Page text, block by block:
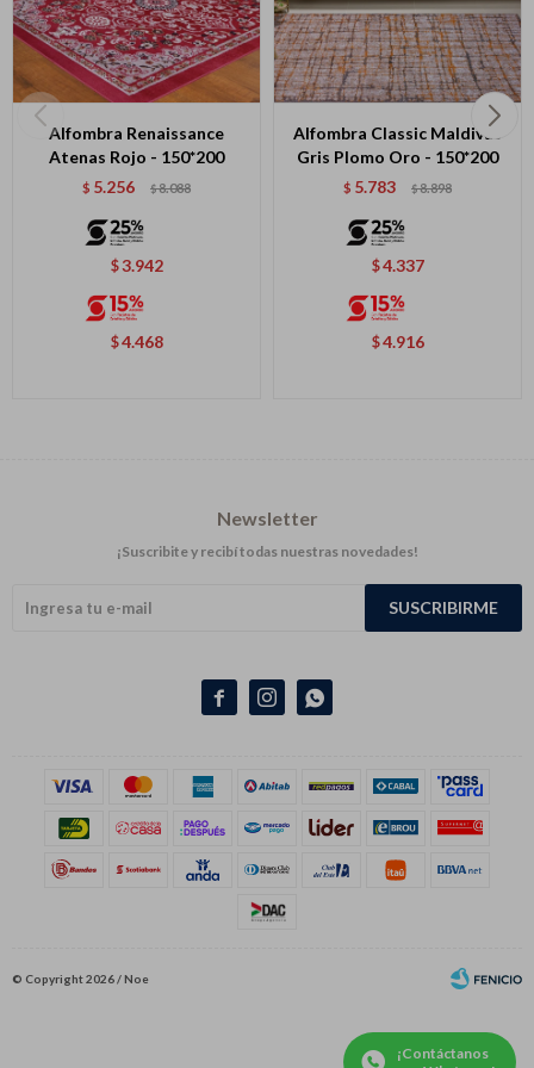
Alfombra Renaissance
Atenas Rojo - 150*200
$ 5.256 $8.088
$3.942
$4.468
Alfombra Classic Maldivas
Gris Plomo Oro - 150*200
$ 5.783 $8.898
$4.337
$4.916
  
Newsletter
¡Suscribite y recibí todas nuestras novedades!
SUSCRIBIRME
© Copyright 2026 / Noe
¡Contáctanos
Continuar